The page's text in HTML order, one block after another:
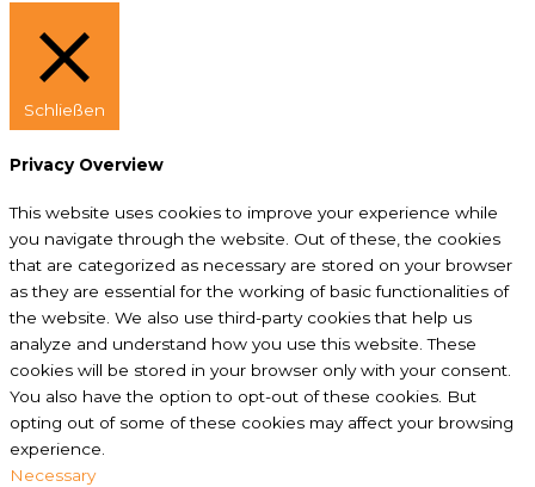
Schließen
Privacy Overview
This website uses cookies to improve your experience while
you navigate through the website. Out of these, the cookies
that are categorized as necessary are stored on your browser
as they are essential for the working of basic functionalities of
the website. We also use third-party cookies that help us
analyze and understand how you use this website. These
cookies will be stored in your browser only with your consent.
You also have the option to opt-out of these cookies. But
opting out of some of these cookies may affect your browsing
experience.
Necessary